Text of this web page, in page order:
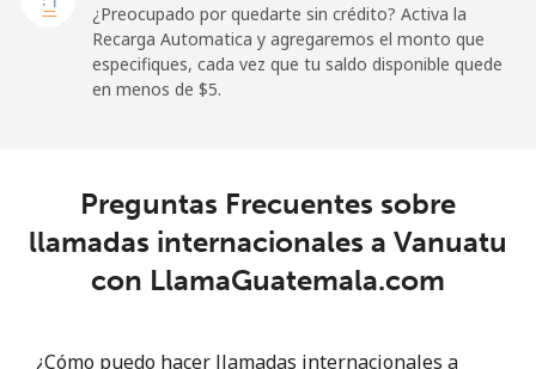
¿Preocupado por quedarte sin crédito? Activa la
Recarga Automatica y agregaremos el monto que
especifiques, cada vez que tu saldo disponible quede
en menos de ⁦$5⁩.
Preguntas Frecuentes sobre
llamadas internacionales a Vanuatu
con LlamaGuatemala.com
¿Cómo puedo hacer llamadas internacionales a